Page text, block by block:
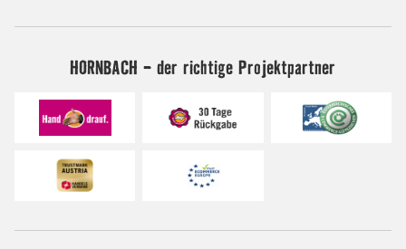
HORNBACH - der richtige Projektpartner